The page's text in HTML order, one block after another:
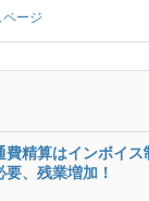
ージ
費精算はインボイ
要、残業増加！